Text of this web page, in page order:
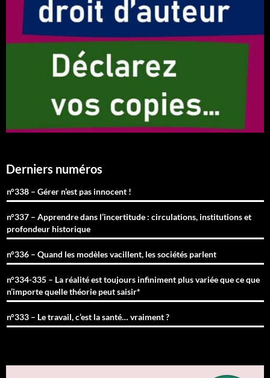
Derniers numéros
n°338 – Gérer n’est pas innocent !
n°337 – Apprendre dans l’incertitude : circulations, institutions et
profondeur historique
n°336 – Quand les modèles vacillent, les sociétés parlent
n°334-335 – La réalité est toujours infiniment plus variée que ce que
n’importe quelle théorie peut saisir*
n°333 – Le travail, c’est la santé… vraiment ?